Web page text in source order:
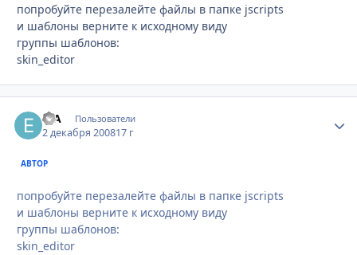
попробуйте перезалейте файлы в папке jscripts
и шаблоны верните к исходному виду
группы шаблонов:
skin_editor
erA Пользователи
2 декабря 200817 г
АВТОР
попробуйте перезалейте файлы в папке jscripts
и шаблоны верните к исходному виду
группы шаблонов:
skin_editor